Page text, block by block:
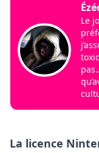
Le
La licence